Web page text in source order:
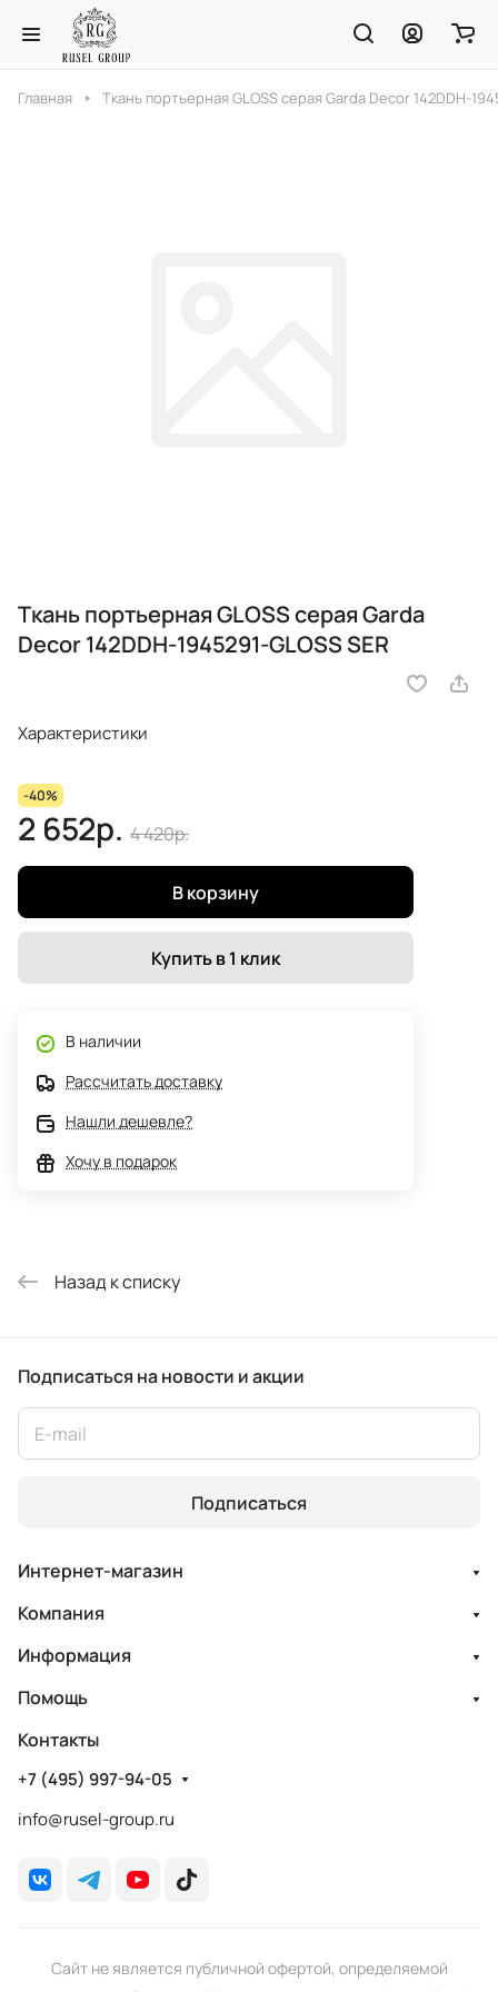
Главная Ткань портьерная GLOSS серая Garda Decor 142DDH-
Ткань портьерная GLOSS серая Garda
Decor 142DDH-1945291-GLOSS SER
Характеристики
-40%
2 652р. 4 420р.
В корзину
Купить в 1 клик
В наличии
Рассчитать доставку
Нашли дешевле?
Хочу в подарок
Назад к списку
Подписаться на новости и акции
Подписаться
Интернет-магазин
Компания
Информация
Помощь
Контакты
+7 (495) 997-94-05
info@rusel-group.ru
Сайт не является публичной офертой, определяемой